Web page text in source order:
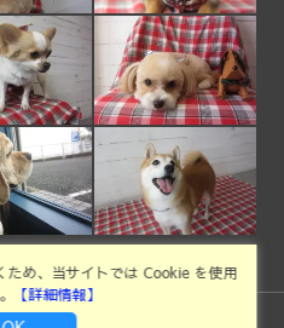
ため、当サイトでは Cookie を使用
【詳細情報】